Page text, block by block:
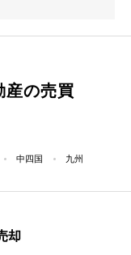
産の売買
中四国 九州
却